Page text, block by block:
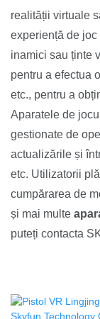
realității virtuale
experiență de
inamici sau ținte
pentru a efectua
etc., pentru a
Aparatele de
gestionate de
actualizările și
etc. Utilizatorii
cumpărarea de
și mai multe
puteți contacta